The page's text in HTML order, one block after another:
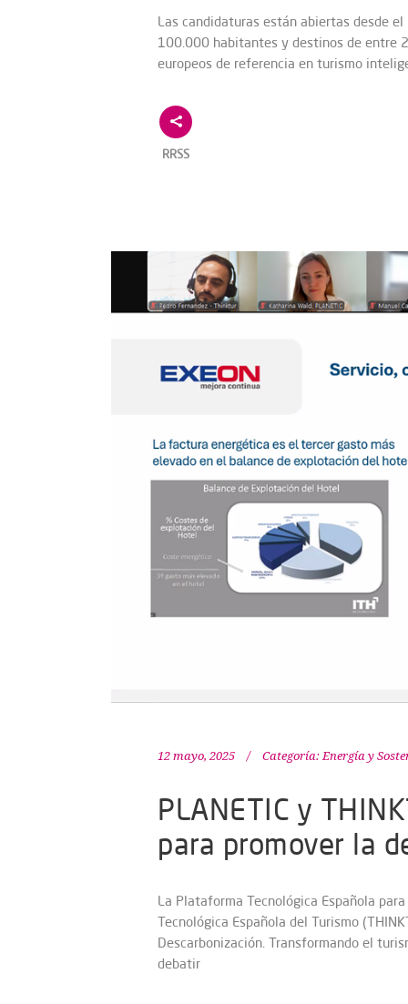
Las candidaturas están abiertas desde
100.000 habitantes y destinos de entre
europeos de referencia en turismo
RRSS
12 mayo, 2025 Categoría: Energía y
PLANETIC y
para promover la
La Plataforma Tecnológica Española
Tecnológica Española del Turismo
Descarbonización. Transformando el
debatir